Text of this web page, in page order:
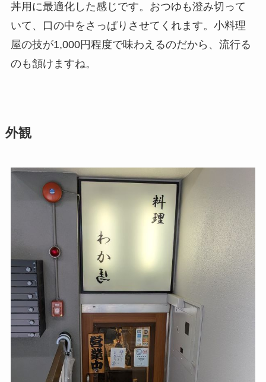
丼用に最適化した感じです。おつゆも澄み切って
いて、口の中をさっぱりさせてくれます。小料理
屋の技が1,000円程度で味わえるのだから、流行る
のも頷けますね。
外観